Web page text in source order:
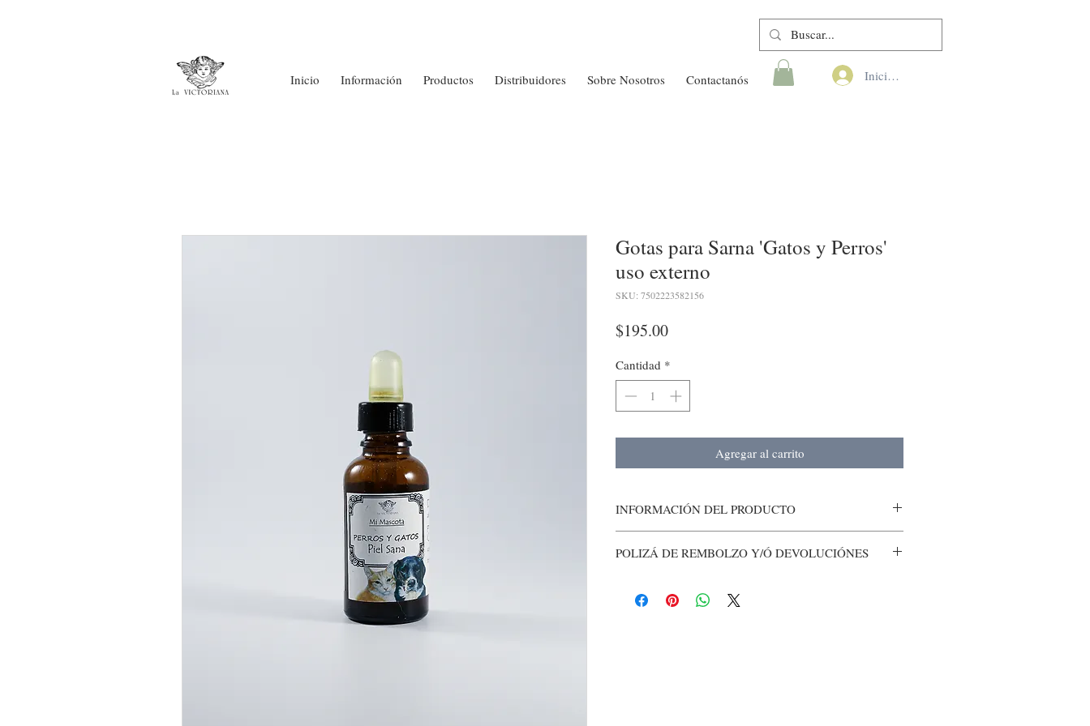
Inicio Información Productos Distribuidores Sobre Nosotros Contactanós Iniciar sesión
Gotas para Sarna 'Gatos y Perros'
uso externo
SKU: 7502223582156
$195.00Precio
Cantidad *
Agregar al carrito
INFORMACIÓN DEL PRODUCTO
POLIZÁ DE REMBOLZO Y/Ó DEVOLUCIÓNES